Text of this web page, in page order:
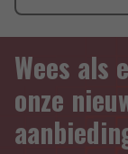
Wees als
onze